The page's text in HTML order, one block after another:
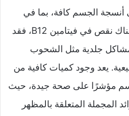
أنسجة الجسم كافة، بما في
ذلك البشرة. إذا كان هناك نقص في فيتامين B12، فقد
جلدية مثل الشحوب
يعد وجود كميات كافية من
مؤشرًا على صحة جيدة، حيث
المجملة المتعلقة بالمظهر